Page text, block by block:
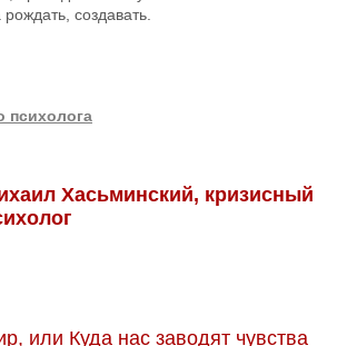
создавать.
психолога
Хасьминский, кризисный
или Куда нас заводят чувства